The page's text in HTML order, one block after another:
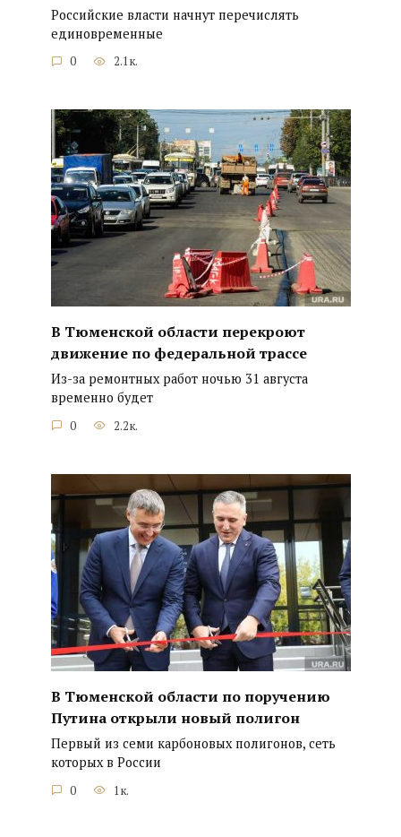
Российские власти начнут перечислять
единовременные
0 2.1к.
В Тюменской области перекроют
движение по федеральной трассе
Из-за ремонтных работ ночью 31 августа
временно будет
0 2.2к.
В Тюменской области по поручению
Путина открыли новый полигон
Первый из семи карбоновых полигонов, сеть
которых в России
0 1к.